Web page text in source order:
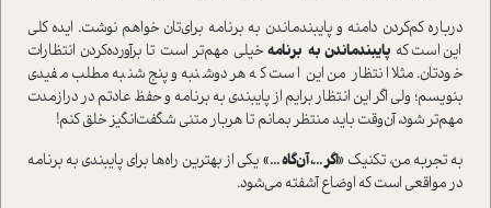
درباره کم‌کردن دامنه و پایبند‌ماندن به برنامه برای‌تان خواهم نوشت. ایده کلی
این ا‌ست که پایبند‌ماندن به برنامهخیلی مهم‌تر ا‌ست تا برآورده‌کردن انتظارات
خودتان. مثلا انتظار من این ا‌ست که هر‌دوشنبه و پنج‌شنبه مطلب مفیدی
بنویسم؛ ولی اگر این انتظار برایم از پایبندی به برنامه و حفظ عادتم در درازمدت
مهم‌تر شود، آن‌وقت باید منتظر بمانم تا هر‌بار متنی شگفت‌انگیز خلق کنم!
به تجربه من‌، تکنیک «اگر ...، آن‌گاه ...» یکی از بهترین راه‌ها برای پایبندی به برنامه
در مواقعی ا‌ست که اوضاع آشفته می‌شود.